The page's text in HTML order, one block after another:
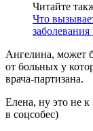
Читайте
Что
Ангелина, может
от больных у
врача-партизана.
Елена, ну это не к
в соцсобес)